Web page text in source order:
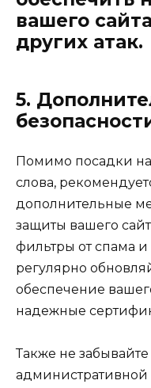
вашего
других атак.
5.
Помимо посадки
слова,
дополнительные
защиты вашего
фильтры от спама и
регулярно
обеспечение
надежные
Также не
административной